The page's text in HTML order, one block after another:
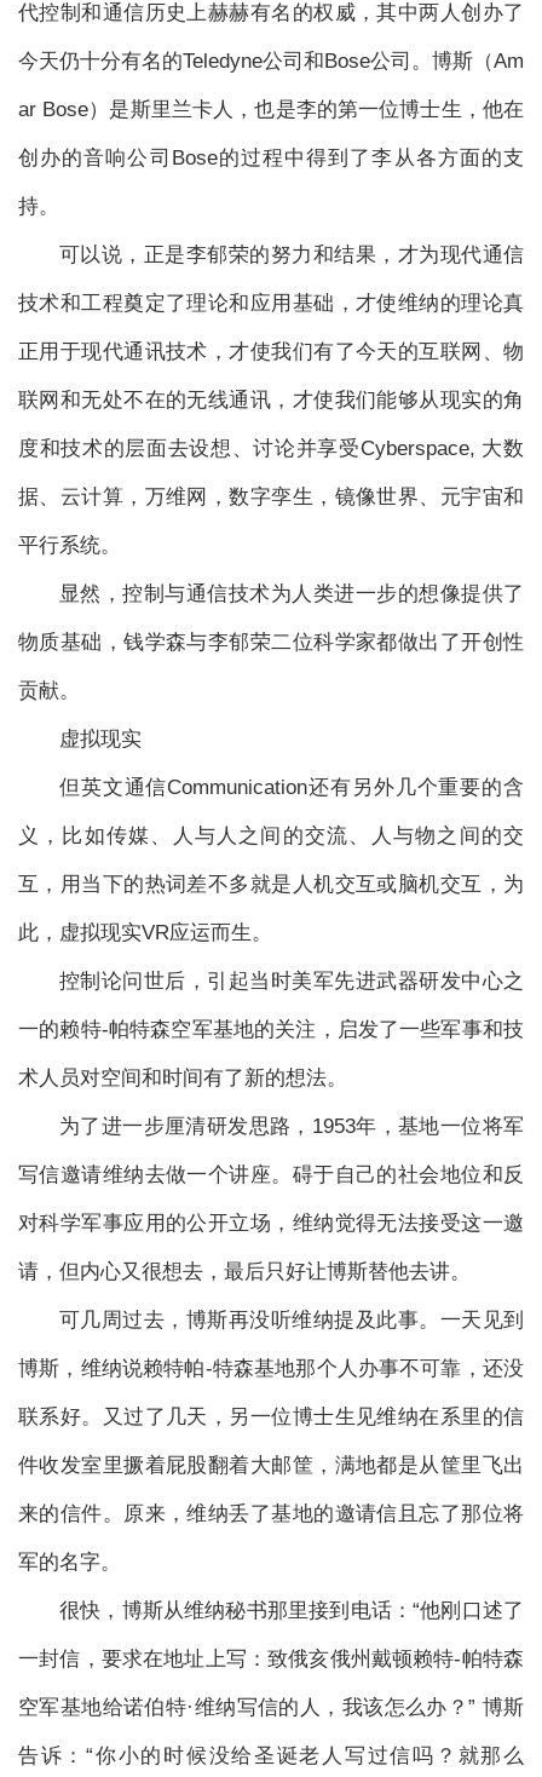
代控制和通信历史上赫赫有名的权威，其中两人创办了
今天仍十分有名的Teledyne公司和Bose公司。博斯（Am
ar Bose）是斯里兰卡人，也是李的第一位博士生，他在
创办的音响公司Bose的过程中得到了李从各方面的支
持。
可以说，正是李郁荣的努力和结果，才为现代通信
技术和工程奠定了理论和应用基础，才使维纳的理论真
正用于现代通讯技术，才使我们有了今天的互联网、物
联网和无处不在的无线通讯，才使我们能够从现实的角
度和技术的层面去设想、讨论并享受Cyberspace, 大数
据、云计算，万维网，数字孪生，镜像世界、元宇宙和
平行系统。
显然，控制与通信技术为人类进一步的想像提供了
物质基础，钱学森与李郁荣二位科学家都做出了开创性
贡献。
虚拟现实
但英文通信Communication还有另外几个重要的含
义，比如传媒、人与人之间的交流、人与物之间的交
互，用当下的热词差不多就是人机交互或脑机交互，为
此，虚拟现实VR应运而生。
控制论问世后，引起当时美军先进武器研发中心之
一的赖特-帕特森空军基地的关注，启发了一些军事和技
术人员对空间和时间有了新的想法。
为了进一步厘清研发思路，1953年，基地一位将军
写信邀请维纳去做一个讲座。碍于自己的社会地位和反
对科学军事应用的公开立场，维纳觉得无法接受这一邀
请，但内心又很想去，最后只好让博斯替他去讲。
可几周过去，博斯再没听维纳提及此事。一天见到
博斯，维纳说赖特帕-特森基地那个人办事不可靠，还没
联系好。又过了几天，另一位博士生见维纳在系里的信
件收发室里撅着屁股翻着大邮筐，满地都是从筐里飞出
来的信件。原来，维纳丢了基地的邀请信且忘了那位将
军的名字。
很快，博斯从维纳秘书那里接到电话：“他刚口述了
一封信，要求在地址上写：致俄亥俄州戴顿赖特-帕特森
空军基地给诺伯特·维纳写信的人，我该怎么办？” 博斯
告诉：“你小的时候没给圣诞老人写过信吗？就那么